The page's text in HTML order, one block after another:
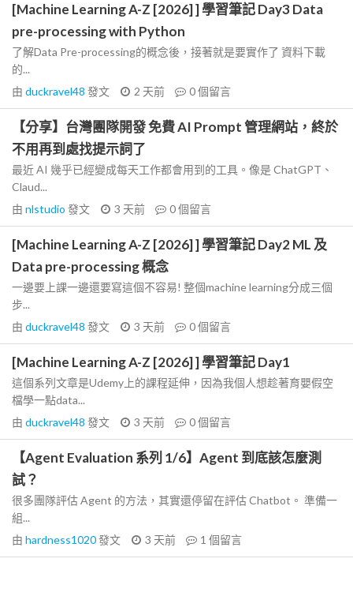
[Machine Learning A-Z [2026] ] 學習筆記 Day3 Data
pre-processing with Python
了解Data Pre-processing的概念後，接著就是要實作了 資料下載
的...
由 duckravel48 發文 2 天前 0個留言
【分享】台灣團隊開發 免費 AI Prompt 管理網站，終於
不用再到處找提示詞了
最近 AI 幾乎已經變成每天工作都會用到的工具。像是 ChatGPT、
Claud...
由 nlstudio 發文 3 天前 0個留言
[Machine Learning A-Z [2026] ] 學習筆記 Day2 ML 及
Data pre-processing 概念
一邊要上課一邊還要寫這個不容易! 整個machine learning分成三個
步...
由 duckravel48 發文 3 天前 0個留言
[Machine Learning A-Z [2026] ] 學習筆記 Day1
這個系列文章是Udemy上的課程延伸，因為我個人想趁著育嬰假空
檔學一點data...
由 duckravel48 發文 3 天前 0個留言
【Agent Evaluation 系列 1/6】Agent 到底該怎麼測
試？
很多團隊評估 Agent 的方法，其實還停留在評估 Chatbot。 準備一
組...
由 hardness1020發文 3 天前 1 個留言